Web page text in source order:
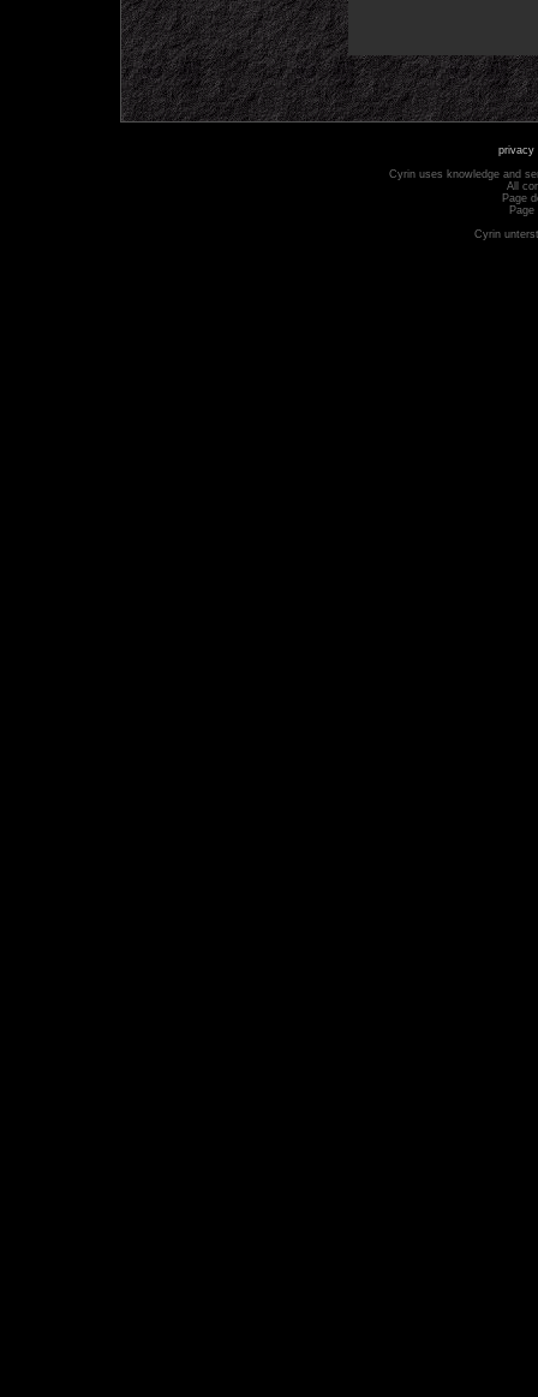
privacy
Cyrin uses knowledge and
All
Page
Cyrin